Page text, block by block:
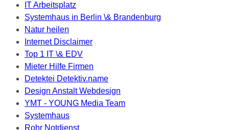
IT Arbeitsplatz
Systemhaus in Berlin \& Brandenburg
Natur heilen
Internet Disclaimer
Top 1 IT \& EDV
Mieter Hilfe Firmen
Detektei Detektiv.name
Design Anstalt Webdesign
YMT - YOUNG Media Team
Systemhaus
Rohr Notdienst